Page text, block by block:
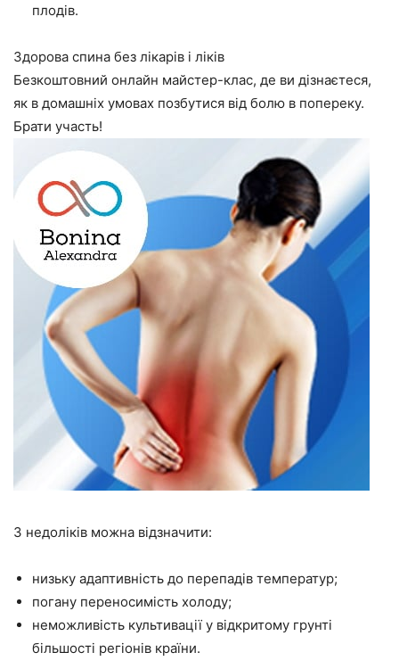
плодів.
Здорова спина без лікарів і ліків
Безкоштовний онлайн майстер-клас, де ви дізнаєтеся,
як в домашніх умовах позбутися від болю в попереку.
Брати участь!
З недоліків можна відзначити:
низьку адаптивність до перепадів температур;
погану переносимість холоду;
неможливість культивації у відкритому грунті
більшості регіонів країни.